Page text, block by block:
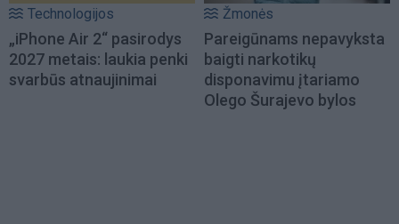
Technologijos
„iPhone Air 2“ pasirodys
2027 metais: laukia penki
svarbūs atnaujinimai
Žmonės
Pareigūnams nepavyksta
baigti narkotikų
disponavimu įtariamo
Olego Šurajevo bylos